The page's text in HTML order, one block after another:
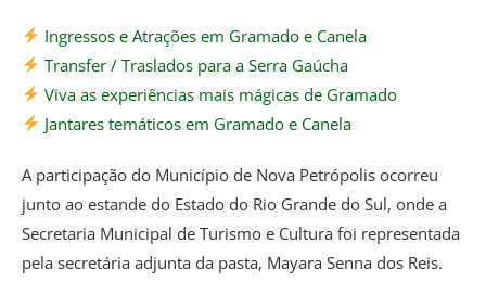
Ingressos e Atrações em Gramado e Canela
Transfer / Traslados para a Serra Gaúcha
Viva as experiências mais mágicas de Gramado
Jantares temáticos em Gramado e Canela
A participação do Município de Nova Petrópolis ocorreu
junto ao estande do Estado do Rio Grande do Sul, onde a
Secretaria Municipal de Turismo e Cultura foi representada
pela secretária adjunta da pasta, Mayara Senna dos Reis.